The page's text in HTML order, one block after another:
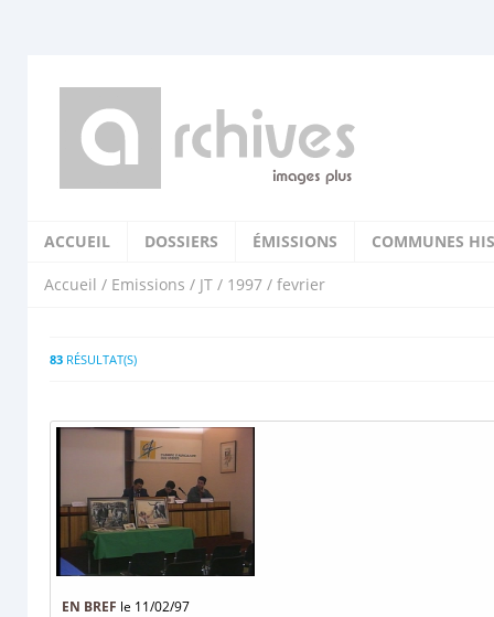
ACCUEIL DOSSIERS ÉMISSIONS COMMUNES
Accueil / Emissions / JT / 1997 / fevrier
83 RÉSULTAT(S)
EN BREF le 11/02/97